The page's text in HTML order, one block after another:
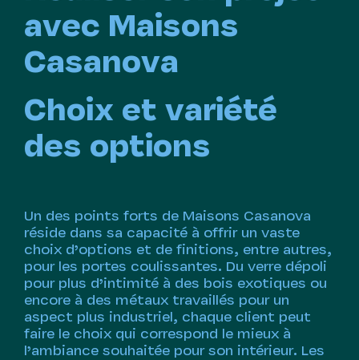
avec Maisons
Casanova
Choix et variété
des options
Un des points forts de Maisons Casanova
réside dans sa capacité à offrir un vaste
choix d’options et de finitions, entre autres,
pour les portes coulissantes. Du verre dépoli
pour plus d’intimité à des bois exotiques ou
encore à des métaux travaillés pour un
aspect plus industriel, chaque client peut
faire le choix qui correspond le mieux à
l’ambiance souhaitée pour son intérieur. Les